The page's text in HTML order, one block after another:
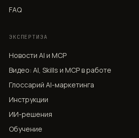
FAQ
ЭКСПЕРТИЗА
Новости AI и MCP
Видео: AI, Skills и MCP в работе
Глоссарий AI-маркетинга
Инструкции
ИИ-решения
Обучение